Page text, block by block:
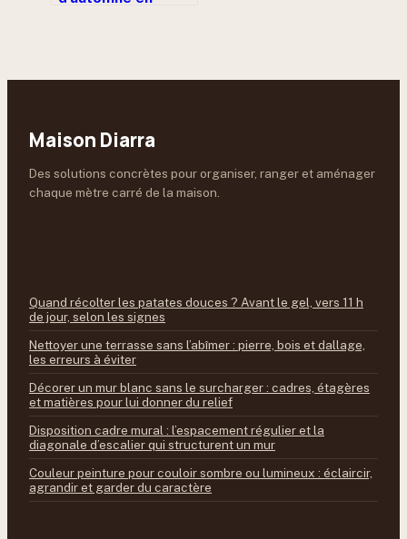
développer la
Maison Diarra
Des solutions concrètes pour organiser, ranger et aménager
chaque mètre carré de la maison.
Quand récolter les patates douces ? Avant le gel, vers 11 h
de jour, selon les signes
Nettoyer une terrasse sans l’abîmer : pierre, bois et dallage,
les erreurs à éviter
Décorer un mur blanc sans le surcharger : cadres, étagères
et matières pour lui donner du relief
Disposition cadre mural : l’espacement régulier et la
diagonale d’escalier qui structurent un mur
Couleur peinture pour couloir sombre ou lumineux : éclaircir,
agrandir et garder du caractère